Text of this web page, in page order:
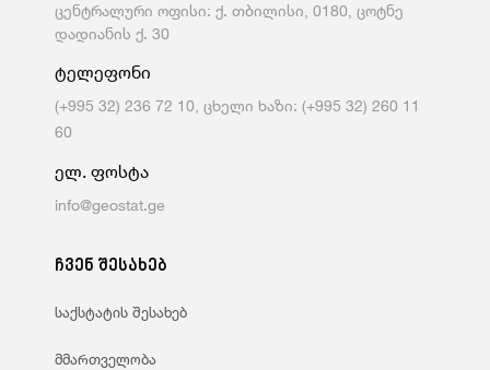
ცენტრალური ოფისი: ქ. თბილისი, 0180, ცოტნე
დადიანის ქ. 30
ტელეფონი
(+995 32) 236 72 10, ცხელი ხაზი: (+995 32) 260 11
60
ელ. ფოსტა
info@geostat.ge
ჩვენ შესახებ
საქსტატის შესახებ
მმართველობა